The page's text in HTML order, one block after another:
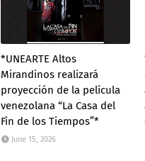
*UNEARTE Altos
Mirandinos realizará
proyección de la película
venezolana “La Casa del
Fin de los Tiempos”*
June 15, 2026